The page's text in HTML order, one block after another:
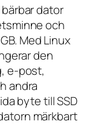
dator
och
Med Linux
den
e-post,
andra
byte till SSD
märkbart